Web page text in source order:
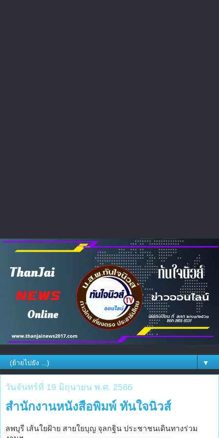
▼
วันจันทร์ที่ 19 มิถุนายน พ.ศ. 2566
สำนักงานหนังสือพิมพ์ ทันใจนิวส์
ลพบุรี เส้นใยฝ้าย สายใยบุญ จุลกฐิน ประชาชนเดินทางร่วม